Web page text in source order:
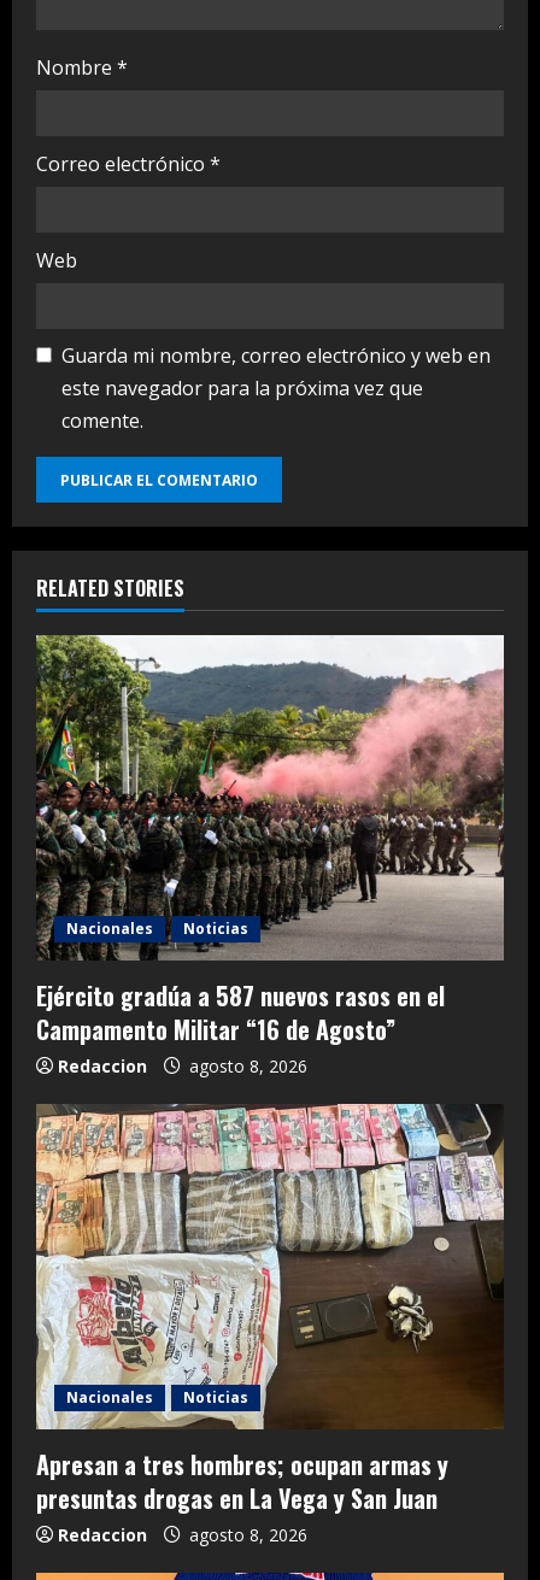
Nombre *
Correo electrónico *
Web
Guarda mi nombre, correo electrónico y web en
este navegador para la próxima vez que
comente.
RELATED STORIES
Nacionales Noticias
Ejército gradúa a 587 nuevos rasos en el
Campamento Militar “16 de Agosto”
Redaccion agosto 8, 2026
Nacionales Noticias
Apresan a tres hombres; ocupan armas y
presuntas drogas en La Vega y San Juan
Redaccion agosto 8, 2026